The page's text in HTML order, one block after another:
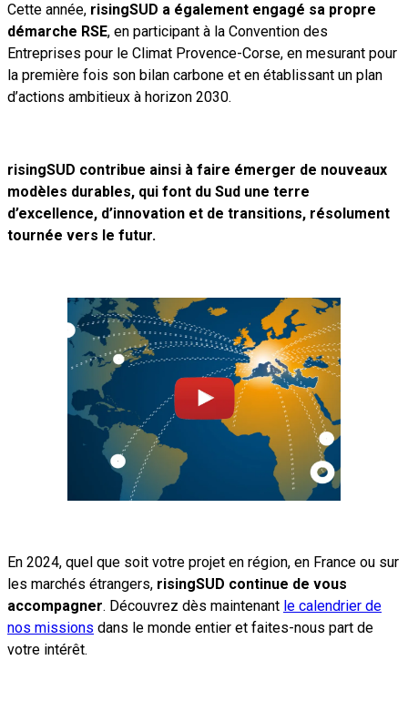
Cette année, risingSUD a également engagé sa propre
démarche RSE, en participant à la Convention des
Entreprises pour le Climat Provence-Corse, en mesurant pour
la première fois son bilan carbone et en établissant un plan
d’actions ambitieux à horizon 2030.
risingSUD contribue ainsi à faire émerger de nouveaux
modèles durables, qui font du Sud une terre
d’excellence, d’innovation et de transitions, résolument
tournée vers le futur.
En 2024, quel que soit votre projet en région, en France ou sur
les marchés étrangers, risingSUD continue de vous
accompagner. Découvrez dès maintenant le calendrier de
nos missions dans le monde entier et faites-nous part de
votre intérêt.